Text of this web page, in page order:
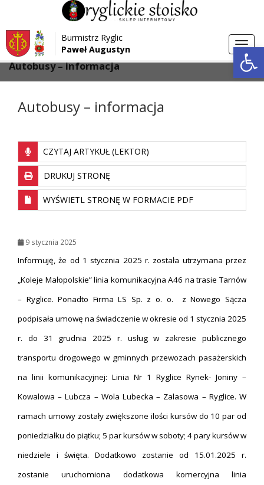
Przejdź do menu
Przejdź do głównej treści strony
Przejdź do stopki strony
Burmistrz Ryglic
Paweł Augustyn
Strona główna > Aktualności
Autobusy – informacja
Autobusy – informacja
CZYTAJ ARTYKUŁ (LEKTOR)
DRUKUJ STRONĘ
WYŚWIETL STRONĘ W FORMACIE PDF
9 stycznia 2025
Informuję, że od 1 stycznia 2025 r. została utrzymana przez
„Koleje Małopolskie” linia komunikacyjna A46 na trasie Tarnów
– Ryglice. Ponadto Firma LS Sp. z o. o. z Nowego Sącza
podpisała umowę na świadczenie w okresie od 1 stycznia 2025
r. do 31 grudnia 2025 r. usług w zakresie publicznego
transportu drogowego w gminnych przewozach pasażerskich
na linii komunikacyjnej: Linia Nr 1 Ryglice Rynek- Joniny –
Kowalowa – Lubcza – Wola Lubecka – Zalasowa – Ryglice. W
ramach umowy zostały zwiększone ilości kursów do 10 par od
poniedziałku do piątku; 5 par kursów w soboty; 4 pary kursów w
niedziele i święta. Dodatkowo zostanie od 15.01.2025 r.
zostanie uruchomiona dodatkowa komercyjna linia